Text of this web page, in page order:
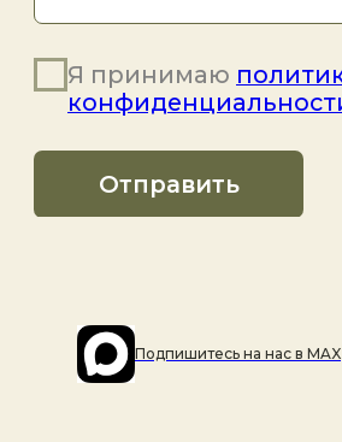
Подпишитесь на наc в MAX